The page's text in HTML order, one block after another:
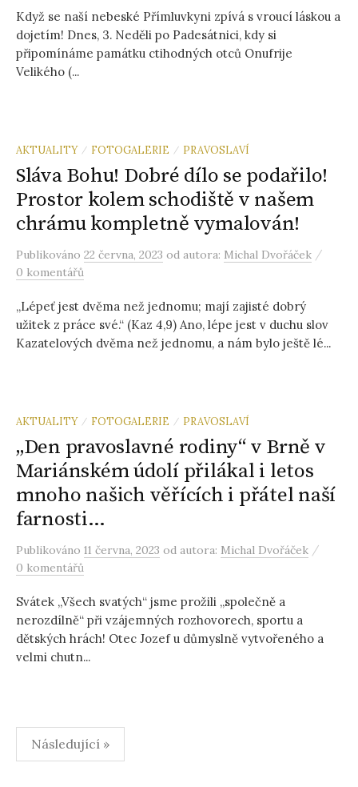
Když se naší nebeské Přímluvkyni zpívá s vroucí láskou a
dojetím! Dnes, 3. Neděli po Padesátnici, kdy si
připomínáme památku ctihodných otců Onufrije
Velikého (...
AKTUALITY / FOTOGALERIE / PRAVOSLAVÍ
Sláva Bohu! Dobré dílo se podařilo!
Prostor kolem schodiště v našem
chrámu kompletně vymalován!
Publikováno 22 června, 2023 od autora: Michal Dvořáček /
0 komentářů
„Lépeť jest dvěma než jednomu; mají zajisté dobrý
užitek z práce své.“ (Kaz 4,9) Ano, lépe jest v duchu slov
Kazatelových dvěma než jednomu, a nám bylo ještě lé...
AKTUALITY / FOTOGALERIE / PRAVOSLAVÍ
„Den pravoslavné rodiny“ v Brně v
Mariánském údolí přilákal i letos
mnoho našich věřících i přátel naší
farnosti…
Publikováno 11 června, 2023 od autora: Michal Dvořáček /
0 komentářů
Svátek „Všech svatých“ jsme prožili „společně a
nerozdílně“ při vzájemných rozhovorech, sportu a
dětských hrách! Otec Jozef u důmyslně vytvořeného a
velmi chutn...
Stránkování
příspěvků
Následující »